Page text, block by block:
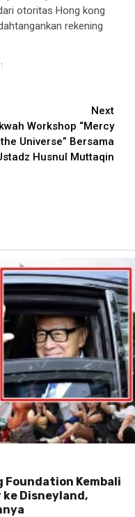
otoritas Hong kong
rekening
Next
Workshop “Mercy
Universe” Bersama
Husnul Muttaqin
Foundation Kembali
ke Disneyland,